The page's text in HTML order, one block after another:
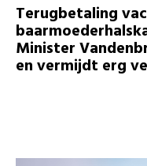
Terugbetaling
Minister
en vermijdt erg